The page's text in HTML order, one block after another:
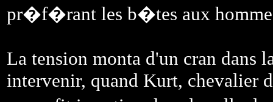
pr�f�rant les b�tes aux
La tension monta d'un cran dans
intervenir, quand Kurt, chevalier